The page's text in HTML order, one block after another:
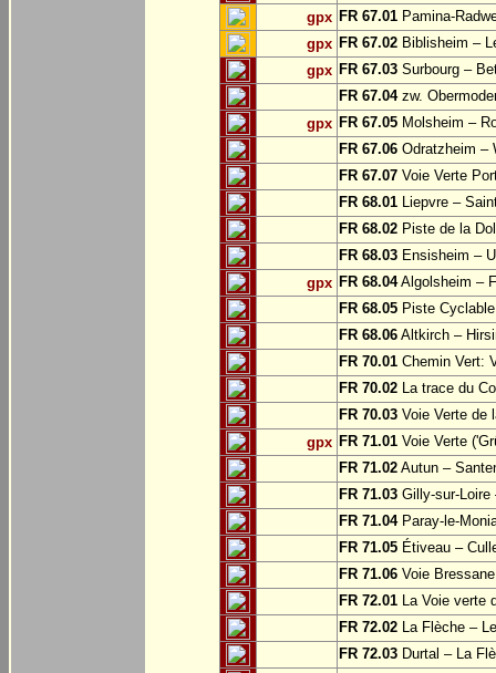
gpx FR 67.01 Pamina-
gpx FR 67.02 Biblisheim –
gpx FR 67.03 Surbourg –
FR 67.04zw.
gpx FR 67.05 Molsheim –
FR 67.06 Odratzheim –
FR 67.07 Voie Verte
FR 68.01 Liepvre –
FR 68.02 Piste de la
FR 68.03 Ensisheim –
gpx FR 68.04Algolsheim –
FR 68.05 Piste
FR 68.06 Altkirch –
FR 70.01 Chemin Vert:
FR 70.02 La trace du
FR 70.03 Voie Verte de
gpx FR 71.01 Voie Verte
FR 71.02 Autun –
FR 71.03 Gilly-sur-Loire
FR 71.04Paray-le-
FR 71.05 Étiveau –
FR 71.06 Voie
FR 72.01 La Voie verte
FR 72.02 La Flèche –
FR 72.03 Durtal – La